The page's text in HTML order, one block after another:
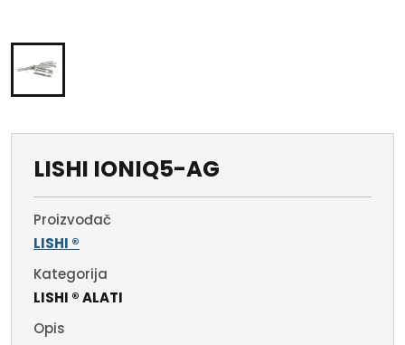
LISHI IONIQ5-AG
Proizvođač
LISHI ®
Kategorija
LISHI ® ALATI
Opis